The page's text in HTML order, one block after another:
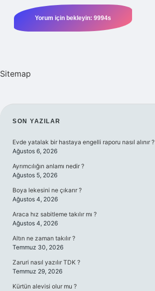
Sitemap
SIDEBAR
SON YAZILAR
Evde yatalak bir hastaya engelli raporu nasıl alınır ?
Ağustos 6, 2026
Ayrımcılığın anlamı nedir ?
Ağustos 5, 2026
Boya lekesini ne çıkarır ?
Ağustos 4, 2026
Araca hız sabitleme takılır mı ?
Ağustos 4, 2026
Altın ne zaman takılır ?
Temmuz 30, 2026
Zaruri nasıl yazılır TDK ?
Temmuz 29, 2026
Kürtün alevisi olur mu ?